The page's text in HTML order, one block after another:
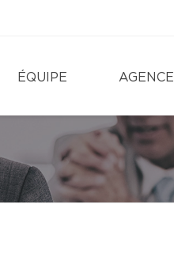
ÉQUIPE AGENCE